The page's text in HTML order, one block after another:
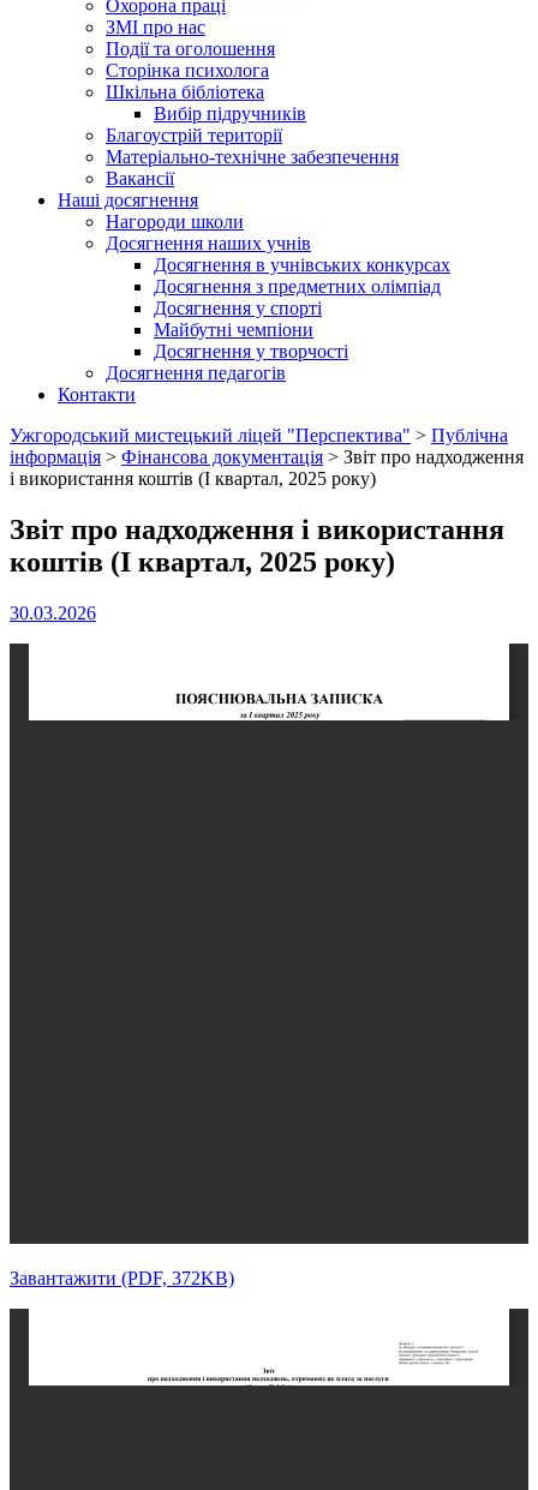
Охорона праці
ЗМІ про нас
Події та оголошення
Сторінка психолога
Шкільна бібліотека
Вибір підручників
Благоустрій території
Матеріально-технічне забезпечення
Вакансії
Наші досягнення
Нагороди школи
Досягнення наших учнів
Досягнення в учнівських конкурсах
Досягнення з предметних олімпіад
Досягнення у спорті
Майбутні чемпіони
Досягнення у творчості
Досягнення педагогів
Контакти
Ужгородський мистецький ліцей "Перспектива" > Публічна
інформація > Фінансова документація > Звіт про надходження
і використання коштів (І квартал, 2025 року)
Звіт про надходження і використання
коштів (І квартал, 2025 року)
30.03.2026
Завантажити (PDF, 372KB)